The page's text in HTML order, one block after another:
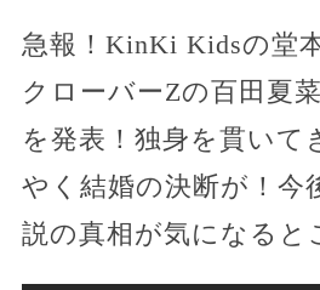
急報！KinKi Kidsの堂
クローバーZの百田夏
を発表！独身を貫いて
やく結婚の決断が！今
説の真相が気になると